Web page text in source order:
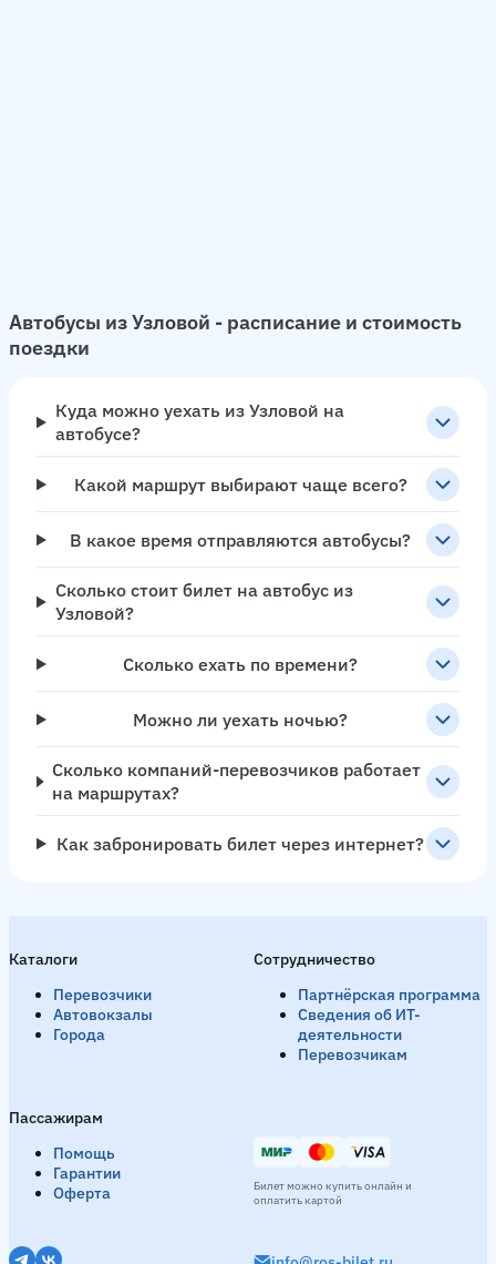
Автобусы из Узловой - расписание и стоимость
поездки
Куда можно уехать из Узловой на
автобусе?
Какой маршрут выбирают чаще всего?
В какое время отправляются автобусы?
Сколько стоит билет на автобус из
Узловой?
Сколько ехать по времени?
Можно ли уехать ночью?
Сколько компаний-перевозчиков работает
на маршрутах?
Как забронировать билет через интернет?
Каталоги
Перевозчики
Автовокзалы
Города
Пассажирам
Помощь
Гарантии
Оферта
Сотрудничество
Партнёрская программа
Сведения об ИТ-
деятельности
Перевозчикам
Билет можно купить онлайн и
оплатить картой